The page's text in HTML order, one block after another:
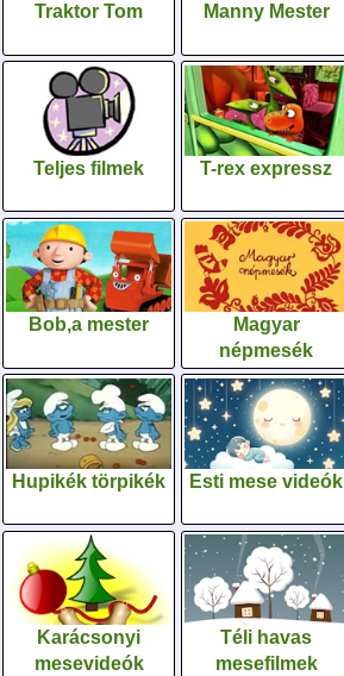
Traktor Tom Manny Mester
Teljes filmek T-rex expressz
Bob,a mester
Magyar
népmesék
Hupikék törpikék Esti mese videók
Karácsonyi
mesevideók
Téli havas
mesefilmek